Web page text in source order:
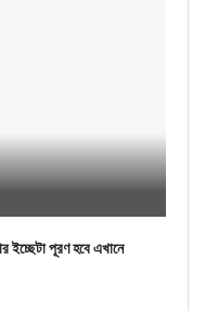
ইচ্ছেটা পূরণ হবে এখানে